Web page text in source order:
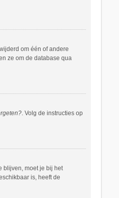
om één of andere
ze om de database qua
. Volg de instructies op
blijven, moet je bij het
is, heeft de